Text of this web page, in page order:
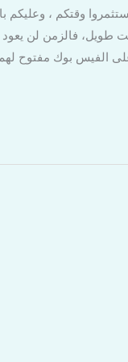
وقتكم ، وعليكم
طويل، فالزمن لن
الفيس بوك مفتوح